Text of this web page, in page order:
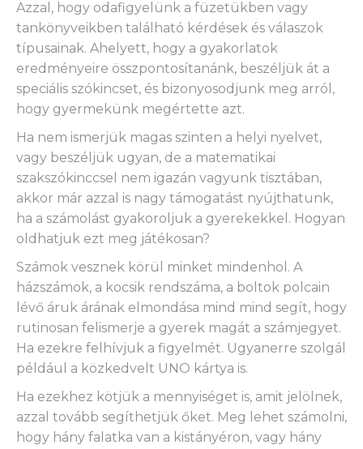
Azzal, hogy odafigyelünk a füzetükben vagy
tankönyveikben található kérdések és válaszok
típusainak. Ahelyett, hogy a gyakorlatok
eredményeire összpontosítanánk, beszéljük át a
speciális szókincset, és bizonyosodjunk meg arról,
hogy gyermekünk megértette azt.
Ha nem ismerjük magas szinten a helyi nyelvet,
vagy beszéljük ugyan, de a matematikai
szakszókinccsel nem igazán vagyunk tisztában,
akkor már azzal is nagy támogatást nyújthatunk,
ha a számolást gyakoroljuk a gyerekekkel. Hogyan
oldhatjuk ezt meg játékosan?
Számok vesznek körül minket mindenhol. A
házszámok, a kocsik rendszáma, a boltok polcain
lévő áruk árának elmondása mind mind segít, hogy
rutinosan felismerje a gyerek magát a számjegyet.
Ha ezekre felhívjuk a figyelmét. Ugyanerre szolgál
például a közkedvelt UNO kártya is.
Ha ezekhez kötjük a mennyiséget is, amit jelölnek,
azzal tovább segíthetjük őket. Meg lehet számolni,
hogy hány falatka van a kistányéron, vagy hány